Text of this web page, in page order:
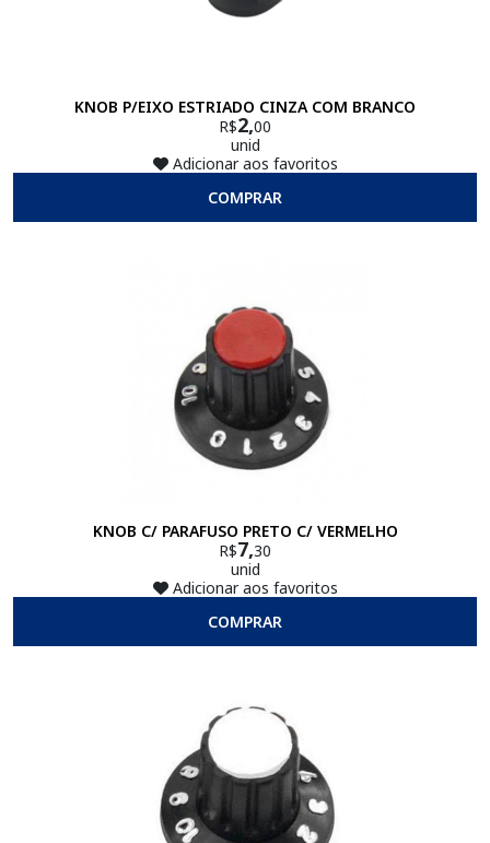
KNOB P/EIXO ESTRIADO CINZA COM BRANCO
R$2,00
unid
Adicionar aos favoritos
COMPRAR
KNOB C/ PARAFUSO PRETO C/ VERMELHO
R$7,30
unid
Adicionar aos favoritos
COMPRAR